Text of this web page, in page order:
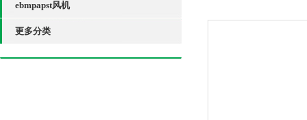
ebmpapst风机
更多分类